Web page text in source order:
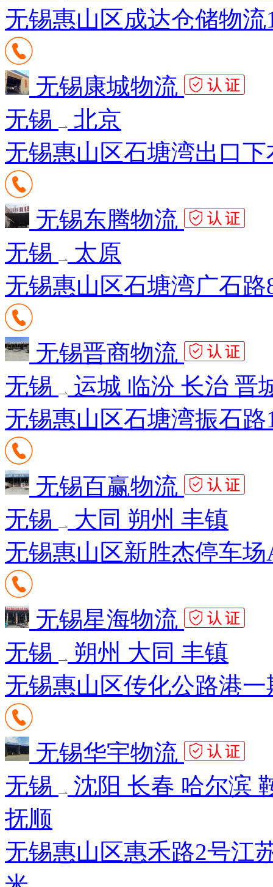
无锡惠山区成达仓储物流
无锡康城物流
无锡
北京
无锡惠山区石塘湾出口
无锡东腾物流
无锡
太原
无锡惠山区石塘湾广石
无锡晋商物流
无锡
运城 临汾 长治 晋
无锡惠山区石塘湾振石
无锡百赢物流
无锡
大同 朔州 丰镇
无锡惠山区新胜杰停车场
无锡星海物流
无锡
朔州 大同 丰镇
无锡惠山区传化公路港
无锡华宇物流
无锡
沈阳 长春 哈尔滨
抚顺
无锡惠山区惠禾路2号江